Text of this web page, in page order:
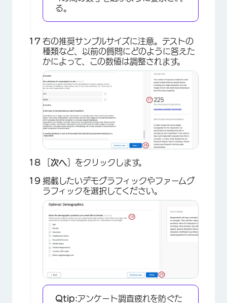
る。
右の推奨サンプルサイズに注意。テストの
種類など、以前の質問にどのように答えた
かによって、この数値は調整されます。
次へ ］をクリックします。
掲載したいデモグラフィックやファームグ
ラフィックを選択してください。
Qtip:アンケート調査疲れを防ぐた